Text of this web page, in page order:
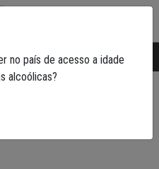
a partir de50€
no país de acesso a idade
alcoólicas?